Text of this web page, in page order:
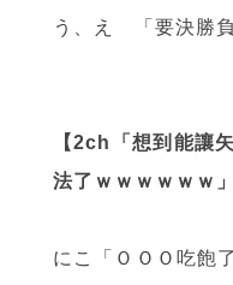
う、え 「要決勝
【2ch「想到能讓
法了ｗｗｗｗｗｗ」
にこ「ＯＯＯ吃飽